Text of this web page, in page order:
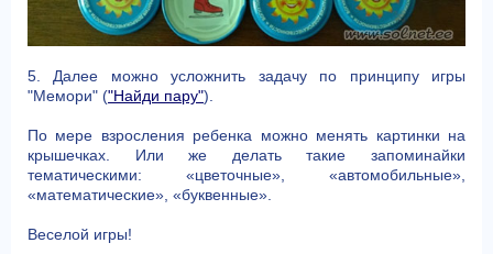
5. Далее можно усложнить задачу по принципу игры
"Мемори" ("Найди пару").
По мере взросления ребенка можно менять картинки на
крышечках. Или же делать такие запоминайки
тематическими: «цветочные», «автомобильные»,
«математические», «буквенные».
Веселой игры!